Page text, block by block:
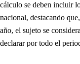
cálculo se deben incluir
nacional, destacando
año, el sujeto se
declarar por todo el